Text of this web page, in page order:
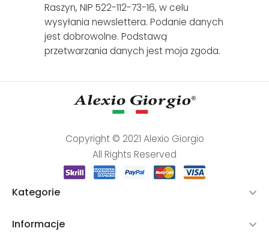
Raszyn, NIP 522-112-73-16, w celu
wysyłania newslettera. Podanie danych
jest dobrowolne. Podstawą
przetwarzania danych jest moja zgoda.
Copyright © 2021 Alexio Giorgio
All Rights Reserved
Kategorie 
Informacje 